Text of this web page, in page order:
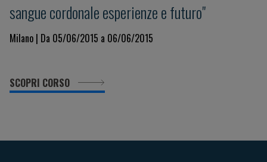
sangue cordonale esperienze e futuro"
Milano | Da 05/06/2015 a 06/06/2015
SCOPRI CORSO